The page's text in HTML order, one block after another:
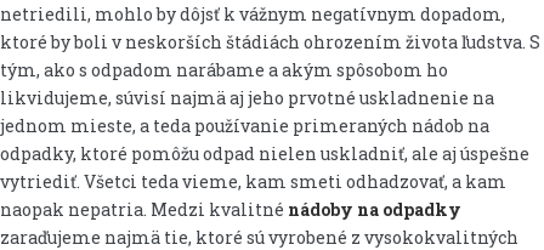
netriedili, mohlo by dôjsť k vážnym negatívnym dopadom,
ktoré by boli v neskorších štádiách ohrozením života ľudstva. S
tým, ako s odpadom narábame a akým spôsobom ho
likvidujeme, súvisí najmä aj jeho prvotné uskladnenie na
jednom mieste, a teda používanie primeraných nádob na
odpadky, ktoré pomôžu odpad nielen uskladniť, ale aj úspešne
vytriediť. Všetci teda vieme, kam smeti odhadzovať, a kam
naopak nepatria. Medzi kvalitné nádoby na odpadky
zaraďujeme najmä tie, ktoré sú vyrobené z vysokokvalitných